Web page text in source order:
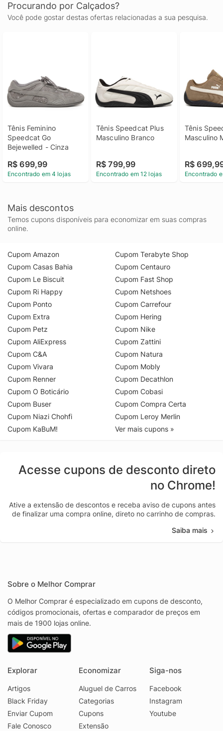
Procurando por Calçados?
Você pode gostar destas ofertas relacionadas a sua pesquisa.
Tênis Feminino
Speedcat Go
Bejewelled - Cinza
R$ 699,99
Encontrado em 4 lojas
Tênis Speedcat Plus
Masculino Branco
R$ 799,99
Encontrado em 12 lojas
Tênis
Masculino
R$
Encontrado
Mais descontos
Temos cupons disponíveis para economizar em suas compras
online.
Cupom Amazon
Cupom Casas Bahia
Cupom Le Biscuit
Cupom Ri Happy
Cupom Ponto
Cupom Extra
Cupom Petz
Cupom AliExpress
Cupom C&A
Cupom Vivara
Cupom Renner
Cupom O Boticário
Cupom Buser
Cupom Niazi Chohfi
Cupom KaBuM!
Cupom Terabyte Shop
Cupom Centauro
Cupom Fast Shop
Cupom Netshoes
Cupom Carrefour
Cupom Hering
Cupom Nike
Cupom Zattini
Cupom Natura
Cupom Mobly
Cupom Decathlon
Cupom Cobasi
Cupom Compra Certa
Cupom Leroy Merlin
Ver mais cupons »
Acesse cupons de desconto direto
no Chrome!
Ative a extensão de descontos e receba aviso de cupons antes
de finalizar uma compra online, direto no carrinho de compras.
Saiba mais
Sobre o Melhor Comprar
O Melhor Comprar é especializado em cupons de desconto,
códigos promocionais, ofertas e comparador de preços em
mais de 1900 lojas online.
Explorar
Artigos
Black Friday
Enviar Cupom
Fale Conosco
Economizar
Aluguel de Carros
Categorias
Cupons
Extensão
Siga-nos
Facebook
Instagram
Youtube